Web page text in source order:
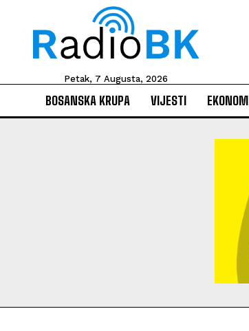
Petak, 7 Augusta, 2026
BOSANSKA KRUPA VIJESTI